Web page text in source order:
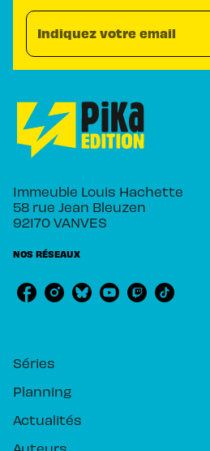
Indiquez votre email
Immeuble Louis Hachette
58 rue Jean Bleuzen
92170 VANVES
NOS RÉSEAUX
Séries
Planning
Actualités
Auteurs